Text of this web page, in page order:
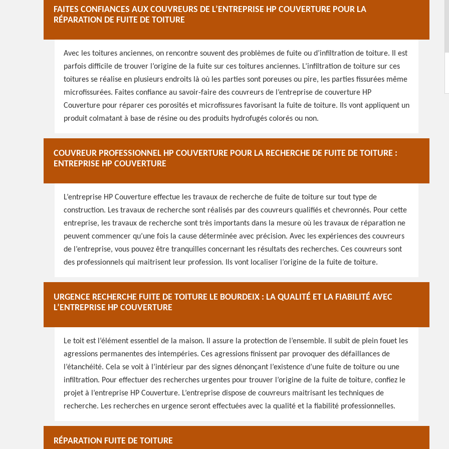
FAITES CONFIANCES AUX COUVREURS DE L’ENTREPRISE HP COUVERTURE POUR LA
RÉPARATION DE FUITE DE TOITURE
Avec les toitures anciennes, on rencontre souvent des problèmes de fuite ou d’infiltration de toiture. Il est
parfois difficile de trouver l’origine de la fuite sur ces toitures anciennes. L’infiltration de toiture sur ces
toitures se réalise en plusieurs endroits là où les parties sont poreuses ou pire, les parties fissurées même
microfissurées. Faites confiance au savoir-faire des couvreurs de l’entreprise de couverture HP
Couverture pour réparer ces porosités et microfissures favorisant la fuite de toiture. Ils vont appliquent un
produit colmatant à base de résine ou des produits hydrofugés colorés ou non.
COUVREUR PROFESSIONNEL HP COUVERTURE POUR LA RECHERCHE DE FUITE DE TOITURE :
ENTREPRISE HP COUVERTURE
L’entreprise HP Couverture effectue les travaux de recherche de fuite de toiture sur tout type de
construction. Les travaux de recherche sont réalisés par des couvreurs qualifiés et chevronnés. Pour cette
entreprise, les travaux de recherche sont très importants dans la mesure où les travaux de réparation ne
peuvent commencer qu’une fois la cause déterminée avec précision. Avec les expériences des couvreurs
de l’entreprise, vous pouvez être tranquilles concernant les résultats des recherches. Ces couvreurs sont
des professionnels qui maitrisent leur profession. Ils vont localiser l’origine de la fuite de toiture.
URGENCE RECHERCHE FUITE DE TOITURE LE BOURDEIX : LA QUALITÉ ET LA FIABILITÉ AVEC
L’ENTREPRISE HP COUVERTURE
Le toit est l’élément essentiel de la maison. Il assure la protection de l’ensemble. Il subit de plein fouet les
agressions permanentes des intempéries. Ces agressions finissent par provoquer des défaillances de
l’étanchéité. Cela se voit à l’intérieur par des signes dénonçant l’existence d’une fuite de toiture ou une
infiltration. Pour effectuer des recherches urgentes pour trouver l’origine de la fuite de toiture, confiez le
projet à l’entreprise HP Couverture. L’entreprise dispose de couvreurs maitrisant les techniques de
recherche. Les recherches en urgence seront effectuées avec la qualité et la fiabilité professionnelles.
RÉPARATION FUITE DE TOITURE